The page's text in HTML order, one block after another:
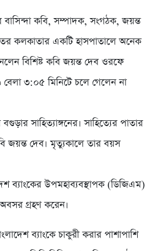
কবি, সম্পাদক, সংগঠক, জয়ন্ত
কলকাতার একটি হাসপাতালে অনেক
বিশিষ্ট কবি জয়ন্ত দেব ওরফে
৩:০৫ মিনিটে চলে গেলেন না
সাহিত্যাঙ্গনের। সাহিত্যের পাতার
জয়ন্ত দেব। মৃত্যুকালে তার বয়স
ব্যাংকের উপমহাব্যবস্থাপক (ডিজিএম)
গ্রহণ করেন।
ব্যাংকে চাকুরী করার পাশাপাশি